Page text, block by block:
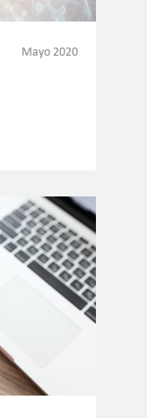
Mayo 2020